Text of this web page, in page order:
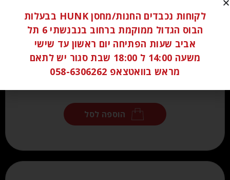
₪80.00
הוספה לסל
לקוחות נכבדים החנות/מחסן HUNK בבעלות
הבוס הגדול ממוקמת ברחוב בנבנשתי 6 תל
אביב שעות הפתיחה יום ראשון עד שישי
משעה 14:00 ל 18:00 שבת סגור יש לתאם
מראש בוואטצאפ 058-6306262